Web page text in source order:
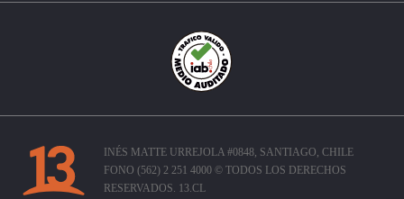
INÉS MATTE URREJOLA #0848, SANTIAGO, CHILE
FONO (562) 2 251 4000 © TODOS LOS DERECHOS
RESERVADOS. 13.CL